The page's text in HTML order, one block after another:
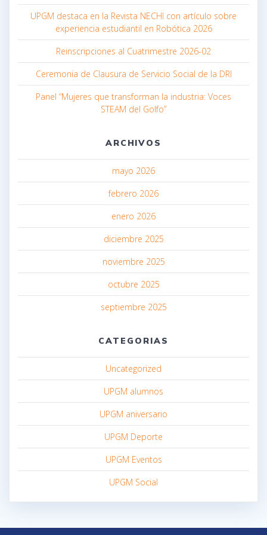
UPGM destaca en la Revista NECHI con artículo sobre
experiencia estudiantil en Robótica 2026
Reinscripciones al Cuatrimestre 2026-02
Ceremonia de Clausura de Servicio Social de la DRI
Panel “Mujeres que transforman la industria: Voces
STEAM del Golfo”
ARCHIVOS
mayo 2026
febrero 2026
enero 2026
diciembre 2025
noviembre 2025
octubre 2025
septiembre 2025
CATEGORIAS
Uncategorized
UPGM alumnos
UPGM aniversario
UPGM Deporte
UPGM Eventos
UPGM Social